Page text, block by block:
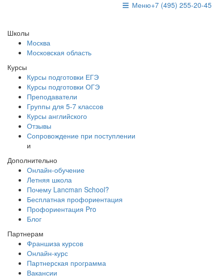
+7 (495) 255-20-45
Меню
Школы
Москва
Московская область
Курсы
Курсы подготовки ЕГЭ
Курсы подготовки ОГЭ
Преподаватели
Группы для 5-7 классов
Курсы английского
Отзывы
Сопровождение при поступлении
и
Дополнительно
Онлайн-обучение
Летняя школа
Почему Lancman School?
Бесплатная профориентация
Профориентация Pro
Блог
Партнерам
Франшиза курсов
Онлайн-курс
Партнерская программа
Вакансии